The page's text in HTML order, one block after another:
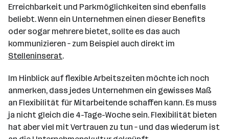
Erreichbarkeit und Parkmöglichkeiten sind ebenfalls
beliebt. Wenn ein Unternehmen einen dieser Benefits
oder sogar mehrere bietet, sollte es das auch
kommunizieren – zum Beispiel auch direkt im
Stelleninserat.
Im Hinblick auf flexible Arbeitszeiten möchte ich noch
anmerken, dass jedes Unternehmen ein gewisses Maß
an Flexibilität für Mitarbeitende schaffen kann. Es muss
ja nicht gleich die 4-Tage-Woche sein. Flexibilität bieten
hat aber viel mit Vertrauen zu tun – und das wiederum ist